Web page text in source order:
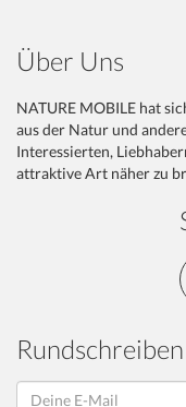
Über Uns
NATURE MOBILE hat
aus der Natur und
Interessierten,
attraktive Art näher zu
Rundschreiben